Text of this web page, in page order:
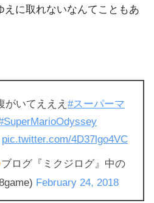
えに取れないなんてこともあ
がいてえええ #スーパーマ
pic.twitter.com/4D37lgo4VC
ブログ『ミクジログ』中の
February 24, 2018